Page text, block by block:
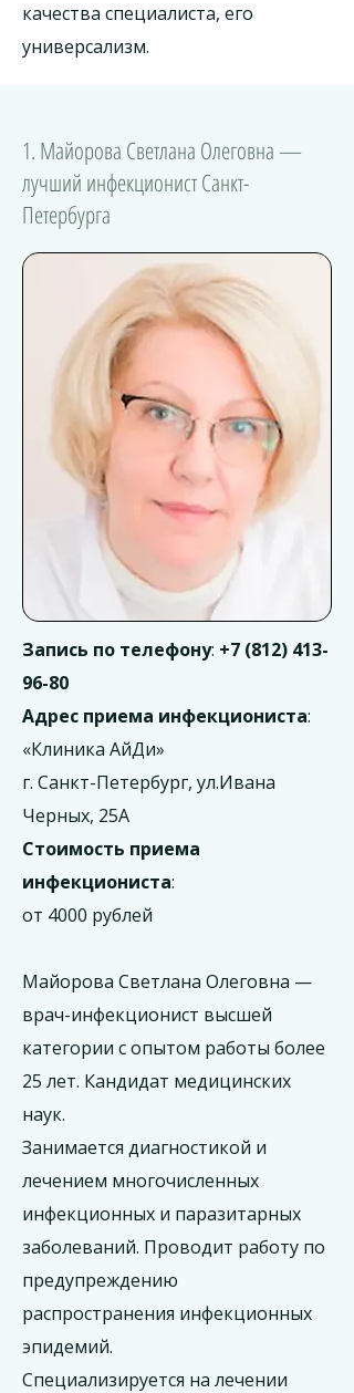
качества специалиста, его
универсализм.
1. Майорова Светлана Олеговна —
лучший инфекционист Санкт-
Петербурга
Запись по телефону: +7 (812) 413-
96-80
Адрес приема инфекциониста:
«Клиника АйДи»
г. Санкт-Петербург, ул.Ивана
Черных, 25А
Стоимость приема
инфекциониста:
​от 4000 рублей
Майорова Светлана Олеговна —
врач-инфекционист высшей
категории с опытом работы более
25 лет. Кандидат медицинских
наук.
Занимается диагностикой и
лечением многочисленных
инфекционных и паразитарных
заболеваний. Проводит работу по
предупреждению
распространения инфекционных
эпидемий.
Специализируется на лечении